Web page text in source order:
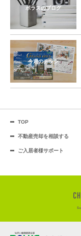
ポラスのブログ
今週のチラシ
TOP
不動産売却を相談する
ご入居者様サポート